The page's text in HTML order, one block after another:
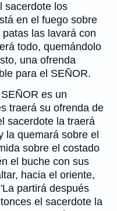
sacerdote los
en el fuego sobre
las lavará con
todo, quemándolo
una ofrenda
para el SEÑOR.
es un
traerá su ofrenda de
sacerdote la traerá
la quemará sobre el
sobre el costado
el buche con sus
hacia el oriente,
'La partirá después
el sacerdote la